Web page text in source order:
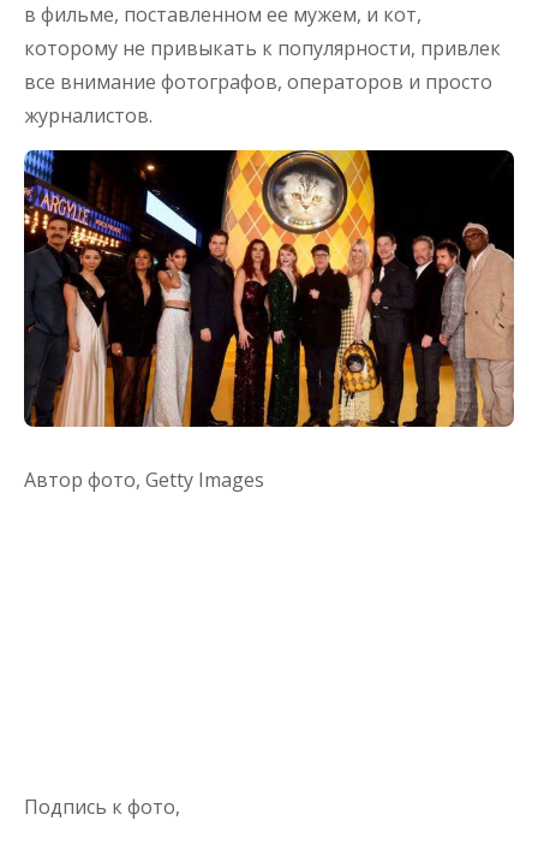
в фильме, поставленном ее мужем, и кот,
которому не привыкать к популярности, привлек
все внимание фотографов, операторов и просто
журналистов.
Автор фото, Getty Images
Подпись к фото,